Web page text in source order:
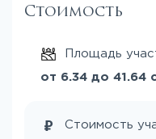
Стоимость
Площадь
от 6.34 до 41.64
Стоимость